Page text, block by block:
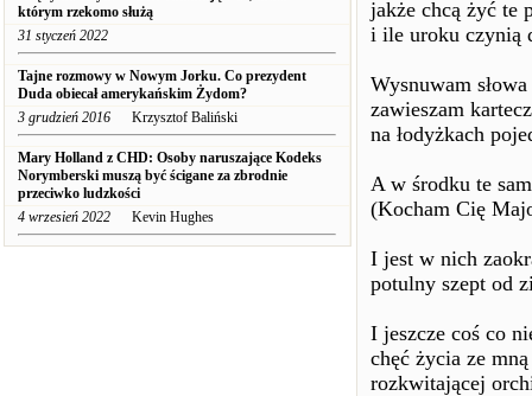
którym rzekomo służą
31 styczeń 2022
Tajne rozmowy w Nowym Jorku. Co prezydent
Duda obiecał amerykańskim Żydom?
3 grudzień 2016 Krzysztof Baliński
Mary Holland z CHD: Osoby naruszające Kodeks
Norymberski muszą być ścigane za zbrodnie
przeciwko ludzkości
4 wrzesień 2022 Kevin Hughes
jakże chcą żyć te
i ile uroku czynią
Wysnuwam
zawieszam
na łodyżkach
A w środku te
(Kocham Cię
I jest w nich
potulny szept od
I jeszcze coś co
chęć życia ze
rozkwitającej